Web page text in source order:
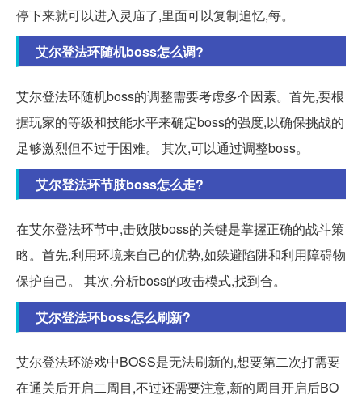
停下来就可以进入灵庙了,里面可以复制追忆,每。
艾尔登法环随机boss怎么调?
艾尔登法环随机boss的调整需要考虑多个因素。首先,要根
据玩家的等级和技能水平来确定boss的强度,以确保挑战的
足够激烈但不过于困难。 其次,可以通过调整boss。
艾尔登法环节肢boss怎么走?
在艾尔登法环节中,击败肢boss的关键是掌握正确的战斗策
略。首先,利用环境来自己的优势,如躲避陷阱和利用障碍物
保护自己。 其次,分析boss的攻击模式,找到合。
艾尔登法环boss怎么刷新?
艾尔登法环游戏中BOSS是无法刷新的,想要第二次打需要
在通关后开启二周目,不过还需要注意,新的周目开启后BO